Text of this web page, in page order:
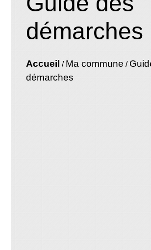
démarches
Accueil / Ma commune /
démarches